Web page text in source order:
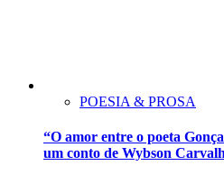
POESIA & PROSA
“O amor entre o poeta
um conto de Wybson